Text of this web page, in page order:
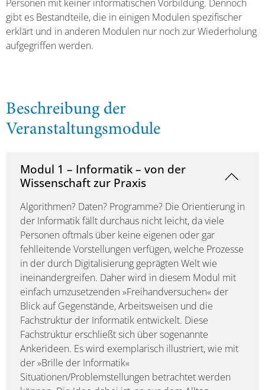
Personen mit keiner informatischen Vorbildung. Dennoch
gibt es Bestandteile, die in einigen Modulen spezifischer
erklärt und in anderen Modulen nur noch zur Wiederholung
aufgegriffen werden.
Beschreibung der
Veranstaltungsmodule
Modul 1 – Informatik – von der
Wissenschaft zur Praxis
Algorithmen? Daten? Programme? Die Orientierung in
der Informatik fällt durchaus nicht leicht, da viele
Personen oftmals über keine eigenen oder gar
fehlleitende Vorstellungen verfügen, welche Prozesse
in der durch Digitalisierung geprägten Welt wie
ineinandergreifen. Daher wird in diesem Modul mit
einfach umzusetzenden »Freihandversuchen« der
Blick auf Gegenstände, Arbeitsweisen und die
Fachstruktur der Informatik entwickelt. Diese
Fachstruktur erschließt sich über sogenannte
Ankerideen. Es wird exemplarisch illustriert, wie mit
der »Brille der Informatik«
Situationen/Problemstellungen betrachtet werden